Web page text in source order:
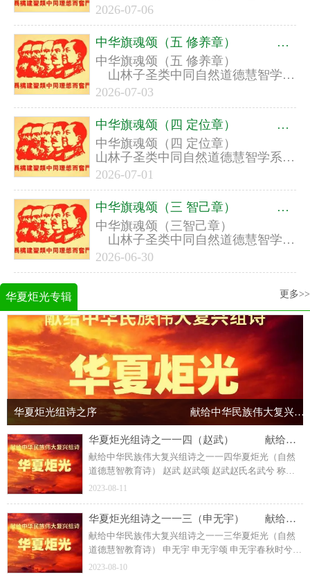
列组诗之五
2026-07-06
中华旗魂颂（五 修养章） ​ ​ 山林子圣类中同自然道德慧智学系列组诗之五
中华旗魂颂（五 修养章） ​ ​
山林子圣类中同自然道德慧智学系
列组诗之五
2026-07-03
中华旗魂颂（四 定位章） ​ ​ 山林子圣类中同自然道德慧智学系列组诗之五
中华旗魂颂（四 定位章） ​ ​
山林子圣类中同自然道德慧智学系列
组诗之五
2026-07-01
中华旗魂颂（三 智己章） ​ ​ ​ 山林子圣类中同自然道德慧智学系列组诗之五
中华旗魂颂（三智己章） ​ ​ ​ ​
山林子圣类中同自然道德慧智学系
列组诗之五
2026-06-30
华夏炬光专辑 更多>>
华夏炬光组诗之序 献给中华民族伟大复兴组诗
华夏炬光组诗之一一四（赵武） 献给中华民族伟大复兴组诗
献给中华民族伟大复兴组诗之一一四华夏炬光（自然
道德慧智教育诗） 赵武 赵武颂 赵武赵氏名武兮 称赵
文子赵盾孙赵朔子兮 晋国正卿作为赵氏孤儿兮 唯一幸
德慧温和
2023-08-11
华夏炬光组诗之一一三（申无宇） 献给中华民族伟大复兴组诗
献给中华民族伟大复兴组诗之一一三华夏炬光（自然
道德慧智教育诗） 申无宇 申无宇颂 申无宇春秋时兮
楚国人氏据传尧舜时代兮 四岳后裔先祖为臣为民兮 忠
2023-08-10